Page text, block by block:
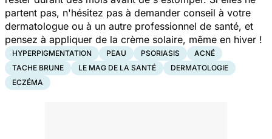
partent pas, n'hésitez pas à demander conseil à votre
dermatologue ou à un autre professionnel de santé, et
pensez à appliquer de la crème solaire, même en hiver !
HYPERPIGMENTATION PEAU PSORIASIS
ACNÉ
TACHE BRUNE
LE MAG DE LA SANTÉ
DERMATOLOGIE
ECZÉMA